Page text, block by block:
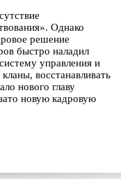
Однако
решение
быстро наладил
управления и
восстанавливать
нового главу
новую кадровую